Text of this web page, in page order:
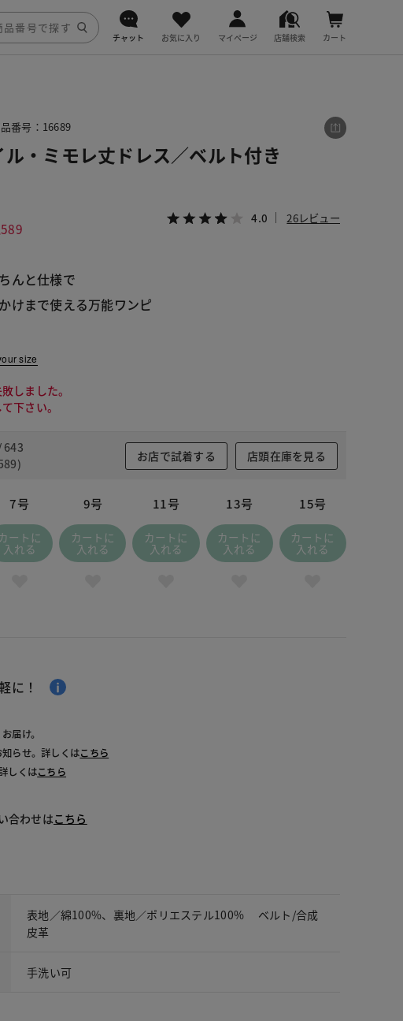
チャット お気に入り マイページ 店舗検索
fitfit
カート
番号：16689
・ミモレ丈ドレス／ベルト付き
4.0 26レビュー
んと仕様で
けまで使える万能ワンピ
size
しました。
下さい。
643
)
お店で試着する 店頭在庫を見る
7号
カートに
入れる
9号
カートに
入れる
11号
カートに
入れる
13号
カートに
入れる
15号
カートに
入れる
に！
届け。
らせ。詳しくはこちら
しくはこちら
合わせはこちら
表地／綿100%、裏地／ポリエステル100% ベルト/合成
皮革
手洗い可